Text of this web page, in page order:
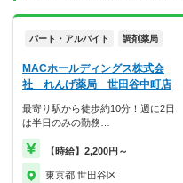
パート・アルバイト 調剤薬局
MACホールディングス株式会
社 れんげ薬局 世田谷中町店
最寄り駅から徒歩約10分！週に2日
は半日のみの勤務…
【時給】2,200円～
東京都 世田谷区